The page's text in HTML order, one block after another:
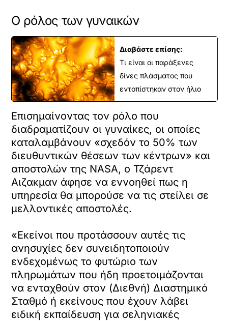
Ο ρόλος των γυναικών
Διαβάστε επίσης:
Τι είναι οι παράξενες
δίνες πλάσματος που
εντοπίστηκαν στον ήλιο
Επισημαίνοντας τον ρόλο που
διαδραματίζουν οι γυναίκες, οι οποίες
καταλαμβάνουν «σχεδόν το 50% των
διευθυντικών θέσεων των κέντρων» και
αποστολών της NASA, ο Τζάρεντ
Αιζακμαν άφησε να εννοηθεί πως η
υπηρεσία θα μπορούσε να τις στείλει σε
μελλοντικές αποστολές.
«Εκείνοι που προτάσσουν αυτές τις
ανησυχίες δεν συνειδητοποιούν
ενδεχομένως το φυτώριο των
πληρωμάτων που ήδη προετοιμάζονται
να ενταχθούν στον (Διεθνή) Διαστημικό
Σταθμό ή εκείνους που έχουν λάβει
ειδική εκπαίδευση για σεληνιακές
X /
Κ
ά
ν
τ
ε
κ
λ
ι